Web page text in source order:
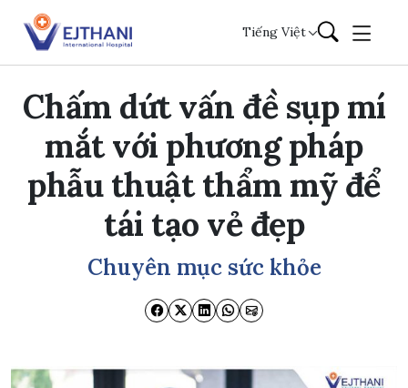
Skip to content
Tiếng Việt
Chấm dứt vấn đề sụp mí
mắt với phương pháp
phẫu thuật thẩm mỹ để
tái tạo vẻ đẹp
Chuyên mục sức khỏe